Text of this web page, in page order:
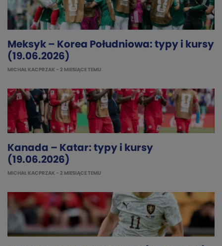
Meksyk – Korea Południowa: typy i kursy
(19.06.2026)
MICHAŁ KACPRZAK - 2 MIESIĄCE TEMU
Kanada – Katar: typy i kursy
(19.06.2026)
MICHAŁ KACPRZAK - 2 MIESIĄCE TEMU